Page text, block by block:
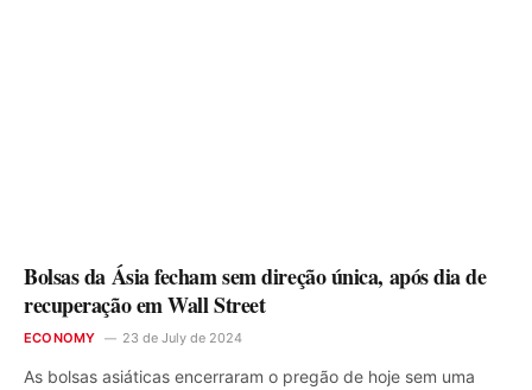
Bolsas da Ásia fecham sem direção única, após dia de
recuperação em Wall Street
ECONOMY 23 de July de 2024
As bolsas asiáticas encerraram o pregão de hoje sem uma